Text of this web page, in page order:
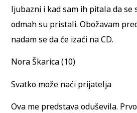
ljubazni i kad sam ih pitala da se
odmah su pristali. Obožavam
nadam se da će izaći na CD.
Nora Škarica (10)
Svatko može naći prijatelja
Ova me predstava oduševila.